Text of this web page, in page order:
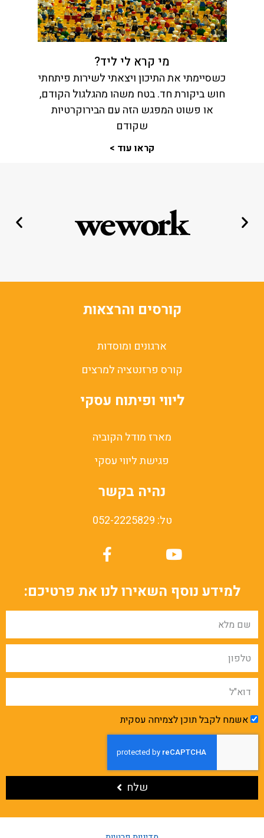
מי קרא לי ליד?
כשסיימתי את התיכון ויצאתי לשירות פיתחתי
חוש ביקורת חד. בטח משהו מהגלגול הקודם,
או פשוט המפגש הזה עם הבירוקרטיות
שקודם
קראו עוד >
קורסים והרצאות
ארגונים ומוסדות
קורס פרזנטציה למרצים
ליווי ופיתוח עסקי
מארז מודל הקוביה
פגישת ליווי עסקי
נהיה בקשר
טל: 052-2225829
למידע נוסף השאירו לנו את פרטיכם:
אשמח לקבל תוכן לצמיחה עסקית
שלח